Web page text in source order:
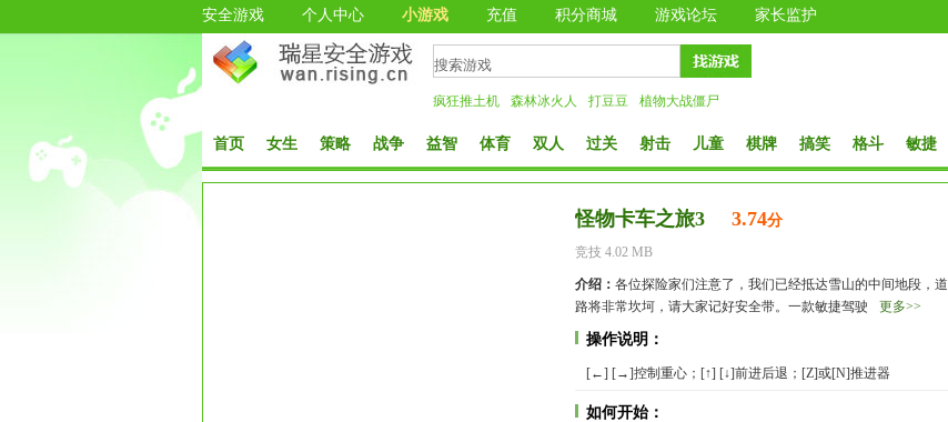
安全游戏 个人中心 小游戏 充值 积分商城 游戏论坛 家长监护
疯狂推土机 森林冰火人 打豆豆 植物大战僵尸
首页 女生 策略 战争 益智 体育 双人 过关 射击 儿童 棋牌 搞笑 格斗 敏捷
怪物卡车之旅3 3.74分
竞技 4.02 MB
介绍： 各位探险家们注意了，我们已经抵达雪山的中间地段，道
路将非常坎坷，请大家记好安全带。一款敏捷驾驶
更多>>
操作说明：
[←] [→]控制重心；[↑] [↓]前进后退；[Z]或[N]推进器
如何开始：